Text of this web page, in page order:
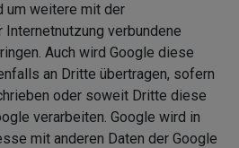
um weitere mit der
verbundene
Auch wird Google diese
an Dritte übertragen, sofern
oder soweit Dritte diese
verarbeiten. Google wird in
mit anderen Daten der Google